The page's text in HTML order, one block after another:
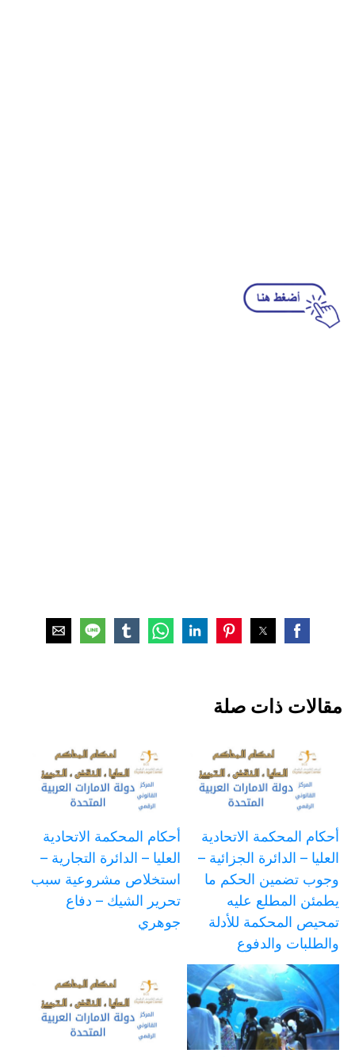
مقالات ذات صلة
أحكام المحكمة الاتحادية
العليا – الدائرة الجزائية –
وجوب تضمين الحكم ما
يطمئن المطلع عليه
تمحيص المحكمة للأدلة
والطلبات والدفوع
أحكام المحكمة الاتحادية
العليا – الدائرة التجارية –
استخلاص مشروعية سبب
تحرير الشيك – دفاع
جوهري